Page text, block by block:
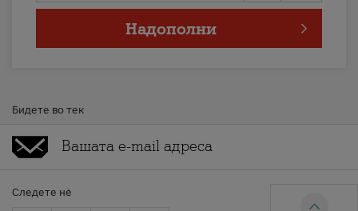
Надополни
Бидете во тек
Следете нè